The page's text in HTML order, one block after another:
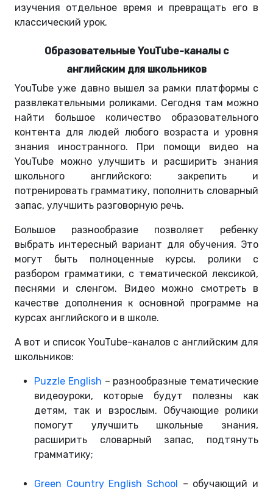
изучения отдельное время и превращать его в
классический урок.
Образовательные YouTube-каналы с
английским для школьников
YouTube уже давно вышел за рамки платформы с
развлекательными роликами. Сегодня там можно
найти большое количество образовательного
контента для людей любого возраста и уровня
знания иностранного. При помощи видео на
YouTube можно улучшить и расширить знания
школьного английского: закрепить и
потренировать грамматику, пополнить словарный
запас, улучшить разговорную речь.
Большое разнообразие позволяет ребенку
выбрать интересный вариант для обучения. Это
могут быть полноценные курсы, ролики с
разбором грамматики, с тематической лексикой,
песнями и сленгом. Видео можно смотреть в
качестве дополнения к основной программе на
курсах английского и в школе.
А вот и список YouTube-каналов с английским для
школьников:
Puzzle English – разнообразные тематические
видеоуроки, которые будут полезны как
детям, так и взрослым. Обучающие ролики
помогут улучшить школьные знания,
расширить словарный запас, подтянуть
грамматику;
Green Country English School
– обучающий и